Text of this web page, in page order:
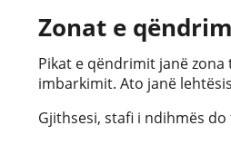
Zonat e
Pikat e qëndrimit janë
imbarkimit. Ato janë
Gjithsesi, stafi i ndihmës